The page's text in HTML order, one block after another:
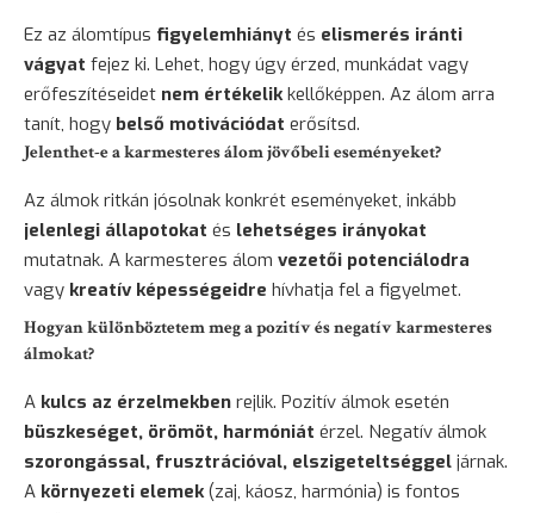
Ez az álomtípus figyelemhiányt és elismerés iránti
vágyat fejez ki. Lehet, hogy úgy érzed, munkádat vagy
erőfeszítéseidet nem értékelikkellőképpen. Az álom arra
tanít, hogy belső motivációdat erősítsd.
Jelenthet-e a karmesteres álom jövőbeli eseményeket?
Az álmok ritkán jósolnak konkrét eseményeket, inkább
jelenlegi állapotokat és lehetséges irányokat
mutatnak. A karmesteres álom vezetői potenciálodra
vagy kreatív képességeidre hívhatja fel a figyelmet.
Hogyan különböztetem meg a pozitív és negatív karmesteres
álmokat?
A kulcs az érzelmekben rejlik. Pozitív álmok esetén
büszkeséget, örömöt, harmóniát érzel. Negatív álmok
szorongással, frusztrációval, elszigeteltséggel járnak.
A környezeti elemek(zaj, káosz, harmónia) is fontos